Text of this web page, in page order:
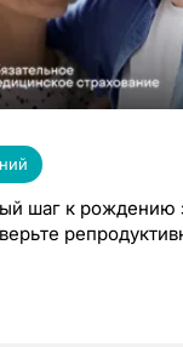
шаг к рождению